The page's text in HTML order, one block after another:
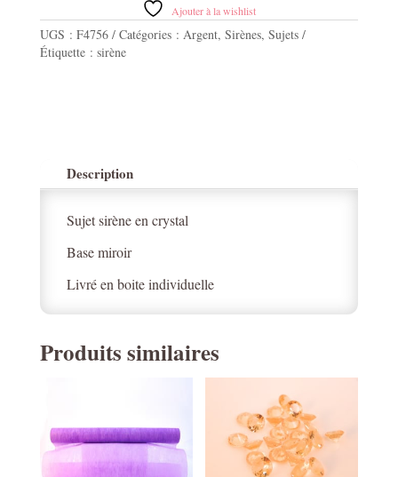
Ajouter à la wishlist
UGS : F4756 Catégories : Argent, Sirènes, Sujets
Étiquette : sirène
Description
Sujet sirène en crystal
Base miroir
Livré en boite individuelle
Produits similaires